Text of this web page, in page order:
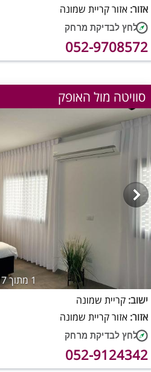
אזור: אזור קריית שמונה
052-9708572
סוויטה מול האופק
1מתוך 17
ישוב: קריית שמונה
אזור: אזור קריית שמונה
052-9124342